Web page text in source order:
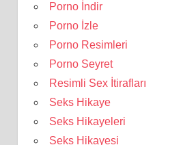
Porno İndir
Porno İzle
Porno Resimleri
Porno Seyret
Resimli Sex İtirafları
Seks Hikaye
Seks Hikayeleri
Seks Hikayesi